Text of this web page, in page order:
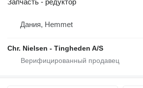
Запчасть - редуктор
Дания, Hemmet
Chr. Nielsen - Tingheden A/S